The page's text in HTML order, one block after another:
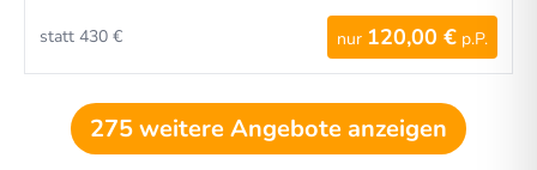
nur 120,00 € p.P.
statt 430 €
275 weitere Angebote anzeigen